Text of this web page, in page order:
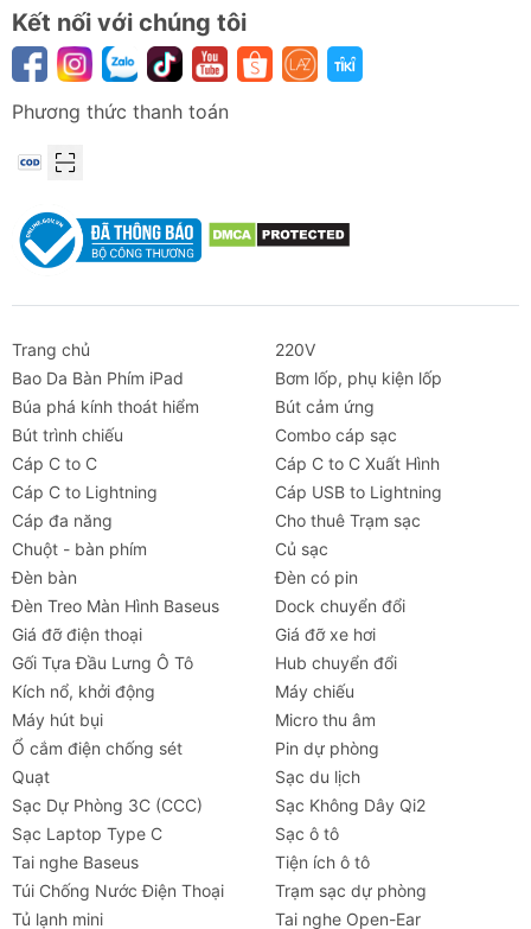
Kết nối với chúng tôi
Phương thức thanh toán
Trang chủ
220V
Bao Da Bàn Phím iPad
Bơm lốp, phụ kiện lốp
Búa phá kính thoát hiểm
Bút cảm ứng
Bút trình chiếu
Combo cáp sạc
Cáp C to C
Cáp C to C Xuất Hình
Cáp C to Lightning
Cáp USB to Lightning
Cáp đa năng
Cho thuê Trạm sạc
Chuột - bàn phím
Củ sạc
Đèn bàn
Đèn có pin
Đèn Treo Màn Hình Baseus
Dock chuyển đổi
Giá đỡ điện thoại
Giá đỡ xe hơi
Gối Tựa Đầu Lưng Ô Tô
Hub chuyển đổi
Kích nổ, khởi động
Máy chiếu
Máy hút bụi
Micro thu âm
Ổ cắm điện chống sét
Pin dự phòng
Quạt
Sạc du lịch
Sạc Dự Phòng 3C (CCC)
Sạc Không Dây Qi2
Sạc Laptop Type C
Sạc ô tô
Tai nghe Baseus
Tiện ích ô tô
Túi Chống Nước Điện Thoại
Trạm sạc dự phòng
Tủ lạnh mini
Tai nghe Open-Ear